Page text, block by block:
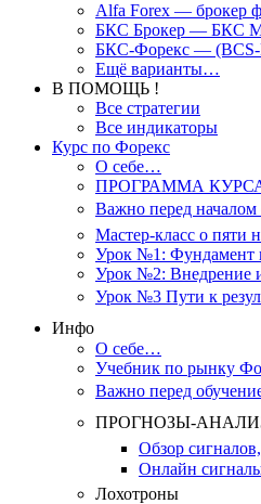
Alfa Forex — брокер
БКС Брокер — БКС
БКС-Форекс — (BCS-
Ещё варианты…
В ПОМОЩЬ !
Все стратегии
Все индикаторы
Курс по Форекс
О себе…
ПРОГРАММА
Важно перед началом
Мастер-класс о пяти
Урок №1: Фундамент
Урок №2: Внедрение
Урок №3 Пути к
Инфо
О себе…
Учебник по рынку
Важно перед
ПРОГНОЗЫ-
Обзор
Онлайн
Лохотроны